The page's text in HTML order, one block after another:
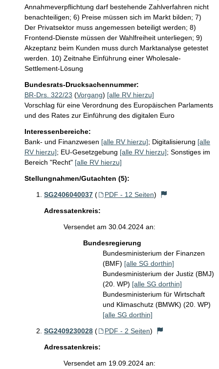
Annahmeverpflichtung darf bestehende Zahlverfahren nicht
benachteiligen; 6) Preise müssen sich im Markt bilden; 7)
Der Privatsektor muss angemessen beteiligt werden; 8)
Frontend-Dienste müssen der Wahlfreiheit unterliegen; 9)
Akzeptanz beim Kunden muss durch Marktanalyse getestet
werden. 10) Zeitnahe Einführung einer Wholesale-
Settlement-Lösung
Bundesrats-Drucksachennummer:
BR-Drs. 322/23 (Vorgang) [alle RV hierzu]
Vorschlag für eine Verordnung des Europäischen Parlaments
und des Rates zur Einführung des digitalen Euro
Interessenbereiche:
Bank- und Finanzwesen [alle RV hierzu]; Digitalisierung [alle
RV hierzu]; EU-Gesetzgebung [alle RV hierzu]; Sonstiges im
Bereich "Recht" [alle RV hierzu]
Stellungnahmen/Gutachten (5):
SG2406040037 ( PDF - 12 Seiten)
Adressatenkreis:
Versendet am 30.04.2024 an:
Bundesregierung
Bundesministerium der Finanzen
(BMF) [alle SG dorthin]
Bundesministerium der Justiz (BMJ)
(20. WP) [alle SG dorthin]
Bundesministerium für Wirtschaft
und Klimaschutz (BMWK) (20. WP)
[alle SG dorthin]
SG2409230028 ( PDF - 2 Seiten)
Adressatenkreis:
Versendet am 19.09.2024 an: